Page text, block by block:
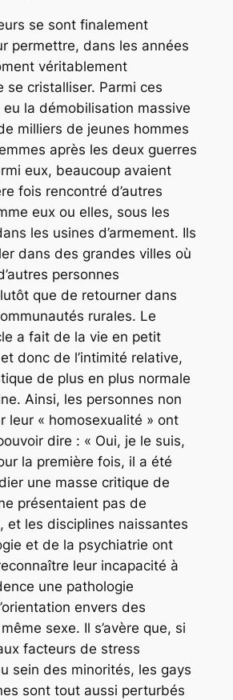
se sont finalement
permettre, dans les années
véritablement
se cristalliser. Parmi ces
la démobilisation massive
milliers de jeunes hommes
après les deux guerres
eux, beaucoup avaient
fois rencontré d’autres
eux ou elles, sous les
les usines d’armement. Ils
dans des grandes villes où
personnes
que de retourner dans
rurales. Le
a fait de la vie en petit
donc de l’intimité relative,
de plus en plus normale
Ainsi, les personnes non
leur « homosexualité » ont
dire : « Oui, je le suis,
la première fois, il a été
une masse critique de
présentaient pas de
et les disciplines naissantes
et de la psychiatrie ont
leur incapacité à
une pathologie
envers des
sexe. Il s’avère que, si
facteurs de stress
sein des minorités, les gays
sont tout aussi perturbés